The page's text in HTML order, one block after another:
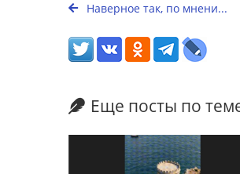
Наверное так, по мнени...
Еще посты по